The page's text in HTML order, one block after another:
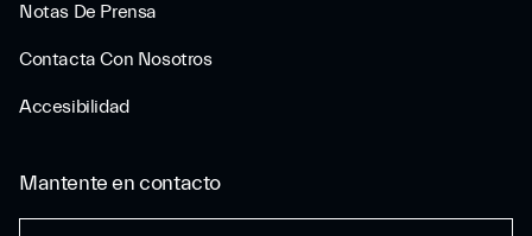
Notas De Prensa
Contacta Con Nosotros
Accesibilidad
Mantente en contacto